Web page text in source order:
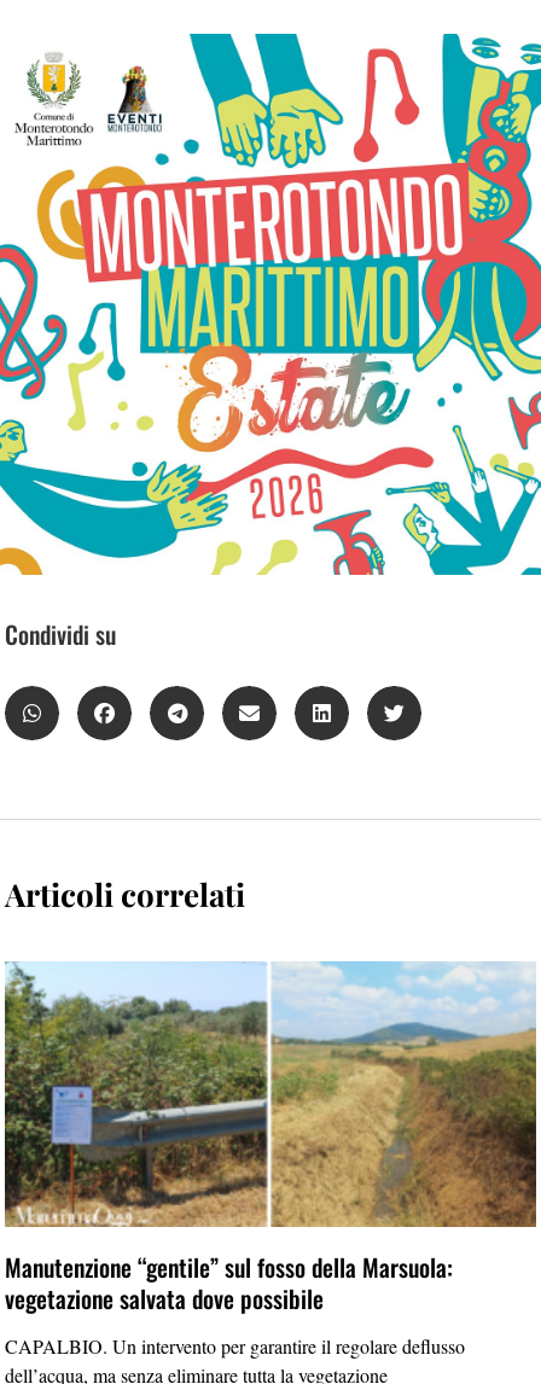
Condividi su
Articoli correlati
Manutenzione “gentile” sul fosso della Marsuola:
vegetazione salvata dove possibile
CAPALBIO. Un intervento per garantire il regolare deflusso
dell’acqua, ma senza eliminare tutta la vegetazione